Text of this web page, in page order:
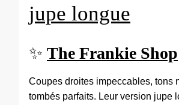
jupe longue
✨ The Frankie Shop
Coupes droites impeccables, tons
tombés parfaits. Leur version jupe